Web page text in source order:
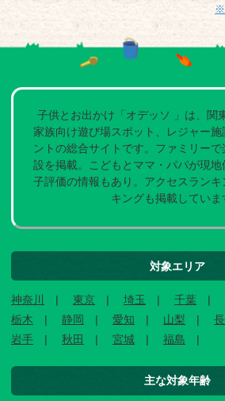
※
子供とお出かけ「オデッソ 」は、関
家族向け遊び場スポット、レジャー
ントの総合サイトです。ファミリー
設を掲載。こどもとママ・パパが現
子評価の情報もあり。アクセスラン
キングも掲載していま
対象エリア
神奈川 東京 埼玉 千葉
栃木
静岡 愛知 山梨
岩手
秋田 宮城 福島
主な対象年齢